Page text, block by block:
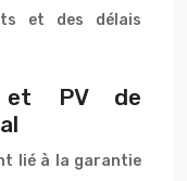
et des délais
et PV de
lié à la garantie